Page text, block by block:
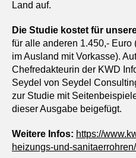
Land auf.
Die Studie kostet für
für alle anderen 1.450,-
im Ausland mit Vorkasse).
Chefredakteurin der KWD
Seydel von Seydel
zur Studie mit
dieser Ausgabe beigefügt.
Weitere Infos: https://
heizungs-und-sanitaerrohren/